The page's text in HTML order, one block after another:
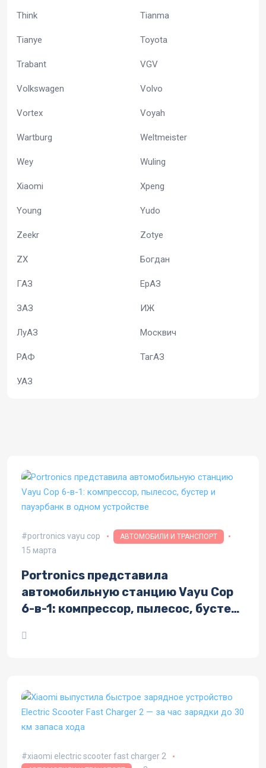
Think Tianma
Tianye Toyota
Trabant VGV
Volkswagen Volvo
Vortex Voyah
Wartburg Weltmeister
Wey Wuling
Xiaomi Xpeng
Young Yudo
Zeekr Zotye
ZX Богдан
ГАЗ ЕрАЗ
ЗАЗ ИЖ
ЛуАЗ Москвич
РАФ ТагАЗ
УАЗ
portronics vayu cop АВТОМОБИЛИ И ТРАНСПОРТ
15 марта
Portronics представила
автомобильную станцию Vayu Cop
6-в-1: компрессор, пылесос, бустер
xiaomi electric scooter fast charger 2